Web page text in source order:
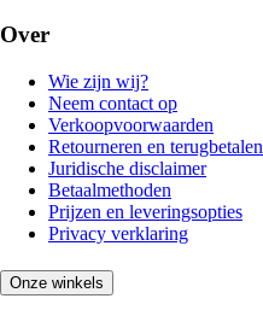
Over
Wie zijn wij?
Neem contact op
Verkoopvoorwaarden
Retourneren en terugbetalen
Juridische disclaimer
Betaalmethoden
Prijzen en leveringsopties
Privacy verklaring
Onze winkels